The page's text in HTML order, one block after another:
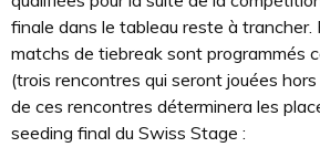
finale dans le tableau reste à trancher.
matchs de tiebreak sont programmés
(trois rencontres qui seront jouées
de ces rencontres déterminera les
seeding final du Swiss Stage :